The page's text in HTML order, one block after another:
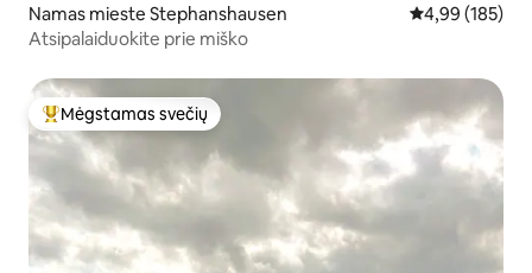
Namas mieste Stephanshausen Vidutinis
4,99 (185)
Atsipalaiduokite prie miško
Svečių mėgstamiausias
Mėgstamas svečių